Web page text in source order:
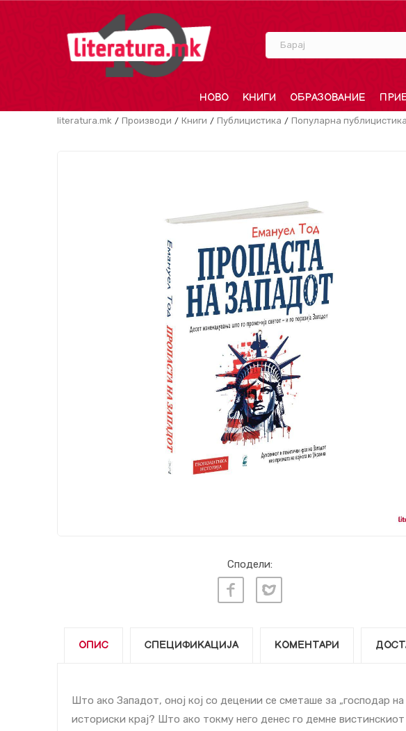
Барај
НОВО КНИГИ ОБРАЗОВАНИЕ
literatura.mk Производи Книги Публицистика Популарна публицистика
Сподели:
ОПИС СПЕЦИФИКАЦИЈА КОМЕНТАРИ
Што ако Западот, оној кој со децении се сметаше за „господар
историски крај? Што ако токму него денес го демне